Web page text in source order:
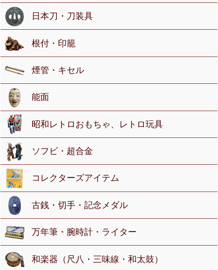
日本刀・刀装具
根付・印籠
煙管・キセル
能面
昭和レトロおもちゃ、レトロ玩具
ソフビ・超合金
コレクターズアイテム
古銭・切手・記念メダル
万年筆・腕時計・ライター
和楽器（尺八・三味線・和太鼓）